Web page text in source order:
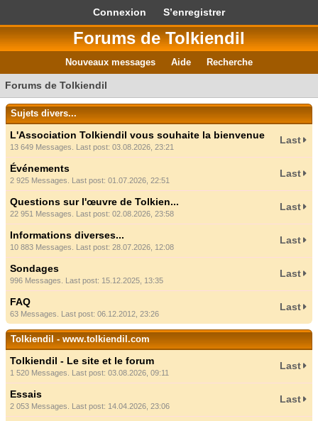
Connexion S’enregistrer
Forums de Tolkiendil
Nouveaux messages Aide Recherche
Forums de Tolkiendil
Sujets divers...
L'Association Tolkiendil vous souhaite la bienvenue
13 649 Messages. Last post: 03.08.2026, 23:21
Last
Événements
2 925 Messages. Last post: 01.07.2026, 22:51
Last
Questions sur l'œuvre de Tolkien...
22 951 Messages. Last post: 02.08.2026, 23:58
Last
Informations diverses...
10 883 Messages. Last post: 28.07.2026, 12:08
Last
Sondages
996 Messages. Last post: 15.12.2025, 13:35
Last
FAQ
63 Messages. Last post: 06.12.2012, 23:26
Last
Tolkiendil - www.tolkiendil.com
Tolkiendil - Le site et le forum
1 520 Messages. Last post: 03.08.2026, 09:11
Last
Essais
2 053 Messages. Last post: 14.04.2026, 23:06
Last